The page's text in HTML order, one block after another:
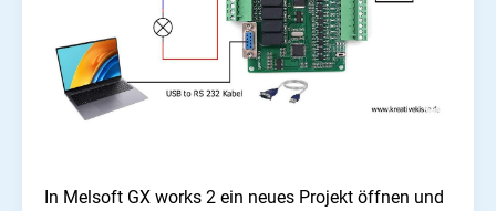
In Melsoft GX works 2 ein neues Projekt öffnen und